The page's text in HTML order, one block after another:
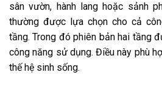
sân vườn, hành lang hoặc sảnh
thường được lựa chọn cho cả
tầng. Trong đó phiên bản hai tầng
công năng sử dụng. Điều này phù
thế hệ sinh sống.